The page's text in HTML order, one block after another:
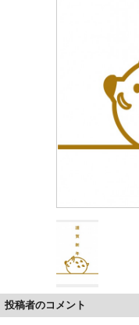
投稿者のコメント